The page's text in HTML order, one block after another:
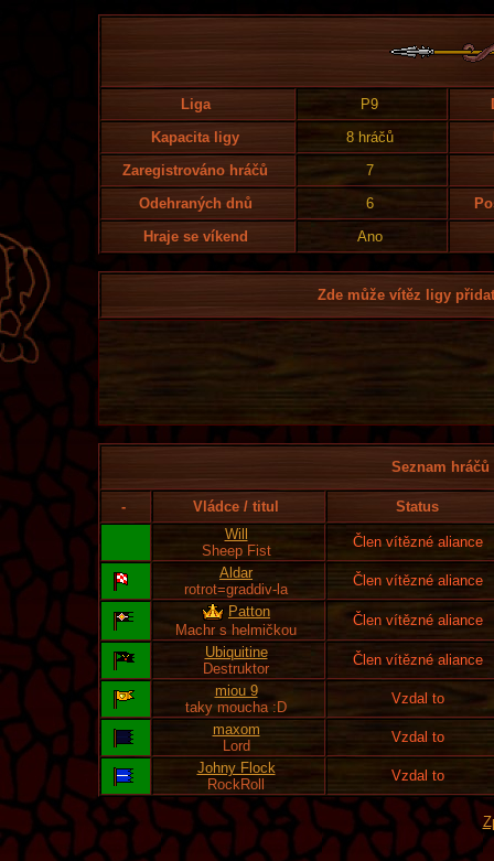
Liga P9
Kapacita ligy
8 hráčů
Zaregistrováno hráčů
7
Odehraných dnů
6
Hraje se víkend
Ano
Zde může vítěz ligy
Seznam
- Vládce / titul
Status
Will
Sheep Fist
Člen vítězné aliance
Aldar
rotrot=graddiv-la
Člen vítězné aliance
Patton
Machr s helmičkou
Člen vítězné aliance
Ubiquitine
Destruktor
Člen vítězné aliance
miou 9
taky moucha :D
Vzdal to
maxom
Lord
Vzdal to
Johny Flock
RockRoll
Vzdal to